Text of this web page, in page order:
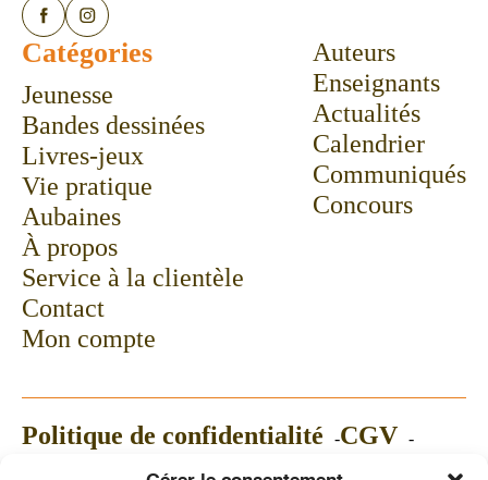
Catégories
Jeunesse
Bandes dessinées
Livres-jeux
Vie pratique
Aubaines
Auteurs
Enseignants
Actualités
Calendrier
Communiqués
Concours
À propos
Service à la clientèle
Contact
Mon compte
Politique de confidentialité
CGV